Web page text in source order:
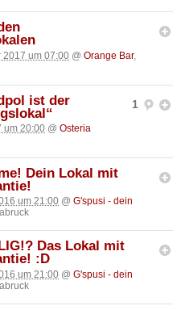
2017 um 07:00 @ Orange Bar,
1
ist der
um 20:00 @ Osteria
Dein Lokal mit
um 21:00 @ G'spusi - dein
Das Lokal mit
:D
um 21:00 @ G'spusi - dein